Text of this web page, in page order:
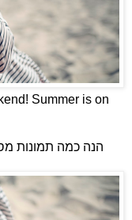
Summer is on
הנה כמה תמונות